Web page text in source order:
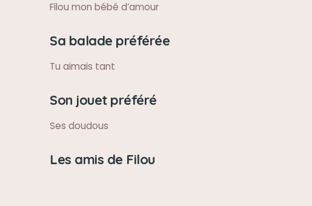
Filou mon bébé d’amour
Sa balade préférée
Tu aimais tant
Son jouet préféré
Ses doudous
Les amis de Filou